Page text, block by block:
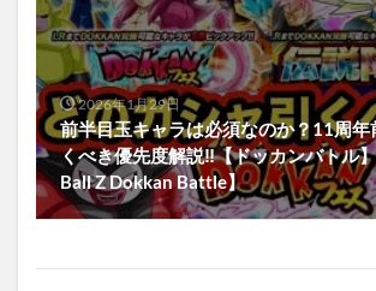
2026年1月29日
前半目玉キャラは必須なのか？11周年
くべき優先度解説‼︎【ドッカンバトル
Ball Z Dokkan Battle】